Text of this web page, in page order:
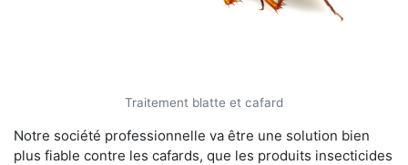
Traitement blatte et cafard
Notre société professionnelle va être une solution bien
plus fiable contre les cafards, que les produits insecticides